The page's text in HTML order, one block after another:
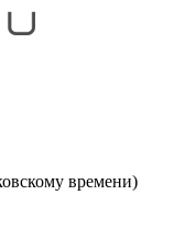
времени)